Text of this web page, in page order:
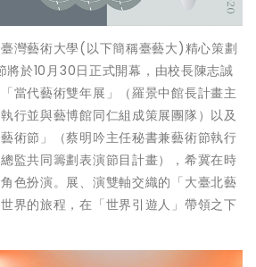
灣藝術大學(以下簡稱臺藝大)精心策劃
於10月30日正式開幕，由校長陳志誠
當代藝術雙年展」（羅景中館長計畫主
行並與藝博館同仁組成策展團隊）以及
術節」（蔡明吟主任秘書兼藝術節執行
監共同籌劃表演節目計畫），希冀在時
色扮演。展、演雙軸交織的「大臺北藝
界的旅程，在「世界引遊人」帶領之下